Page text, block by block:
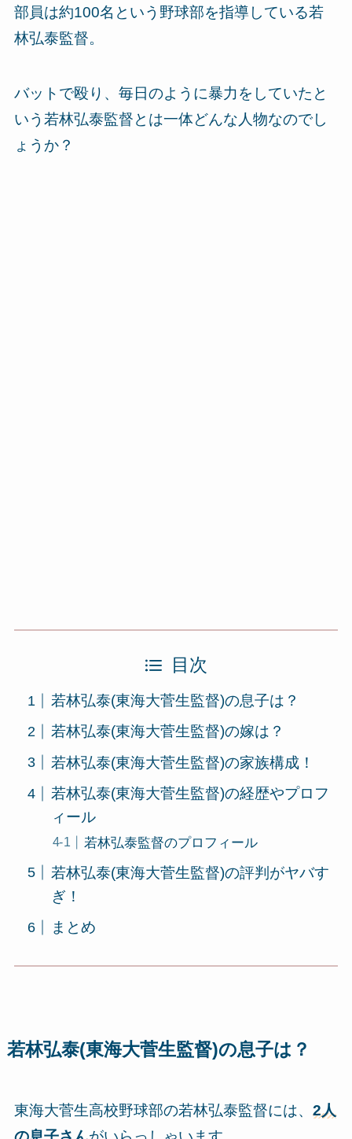
部員は約100名という野球部を指導している若
林弘泰監督。
バットで殴り、毎日のように暴力をしていたと
いう若林弘泰監督とは一体どんな人物なのでし
ょうか？
目次
若林弘泰(東海大菅生監督)の息子は？
若林弘泰(東海大菅生監督)の嫁は？
若林弘泰(東海大菅生監督)の家族構成！
若林弘泰(東海大菅生監督)の経歴やプロフ
ィール
若林弘泰監督のプロフィール
若林弘泰(東海大菅生監督)の評判がヤバす
ぎ！
まとめ
若林弘泰(東海大菅生監督)の息子は？
東海大菅生高校野球部の若林弘泰監督には、 2人